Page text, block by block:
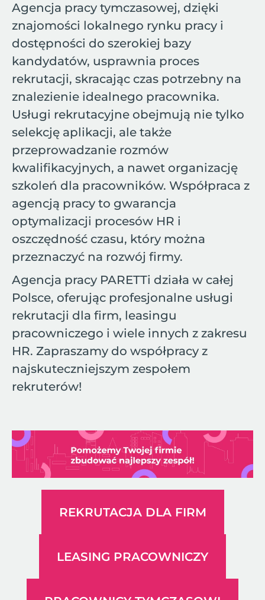
Agencja pracy tymczasowej, dzięki
znajomości lokalnego rynku pracy i
dostępności do szerokiej bazy
kandydatów, usprawnia proces
rekrutacji, skracając czas potrzebny na
znalezienie idealnego pracownika.
Usługi rekrutacyjne obejmują nie tylko
selekcję aplikacji, ale także
przeprowadzanie rozmów
kwalifikacyjnych, a nawet organizację
szkoleń dla pracowników. Współpraca z
agencją pracy to gwarancja
optymalizacji procesów HR i
oszczędność czasu, który można
przeznaczyć na rozwój firmy.
Agencja pracy PARETTi działa w całej
Polsce, oferując profesjonalne usługi
rekrutacji dla firm, leasingu
pracowniczego i wiele innych z zakresu
HR. Zapraszamy do współpracy z
najskuteczniejszym zespołem
rekruterów!
REKRUTACJA DLA FIRM
LEASING PRACOWNICZY